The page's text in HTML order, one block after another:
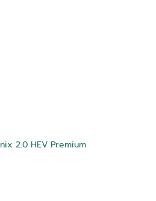
2.0 HEV Premium